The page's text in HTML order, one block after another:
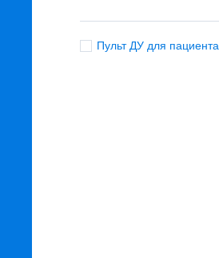
Пульт ДУ для пациента